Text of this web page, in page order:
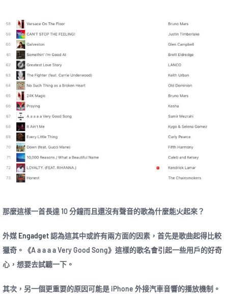
那麼這樣一首長達 10 分鐘而且還沒有聲音的歌為什麼能火起來？
外媒 Engadget認為這其中或許有兩方面的因素，首先是歌曲起得比較
獵奇。《A a a a a Very Good Song》這樣的歌名會引起一些用戶的好奇
心，想要去試聽一下。
其次，另一個更重要的原因可能是 iPhone 外接汽車音響的播放機制。